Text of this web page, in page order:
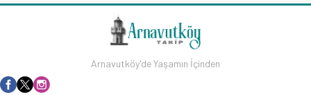
Arnavutköy'de Yaşamın İçinden